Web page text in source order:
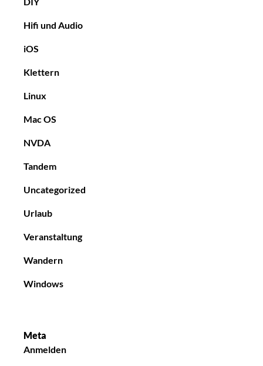
Hifi und Audio
iOS
Klettern
Linux
Mac OS
NVDA
Tandem
Uncategorized
Urlaub
Veranstaltung
Wandern
Windows
Meta
Anmelden